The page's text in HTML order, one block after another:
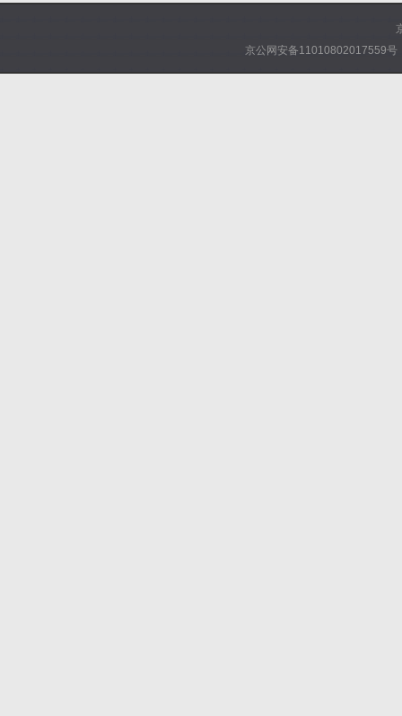
京公网安备11010802017559号